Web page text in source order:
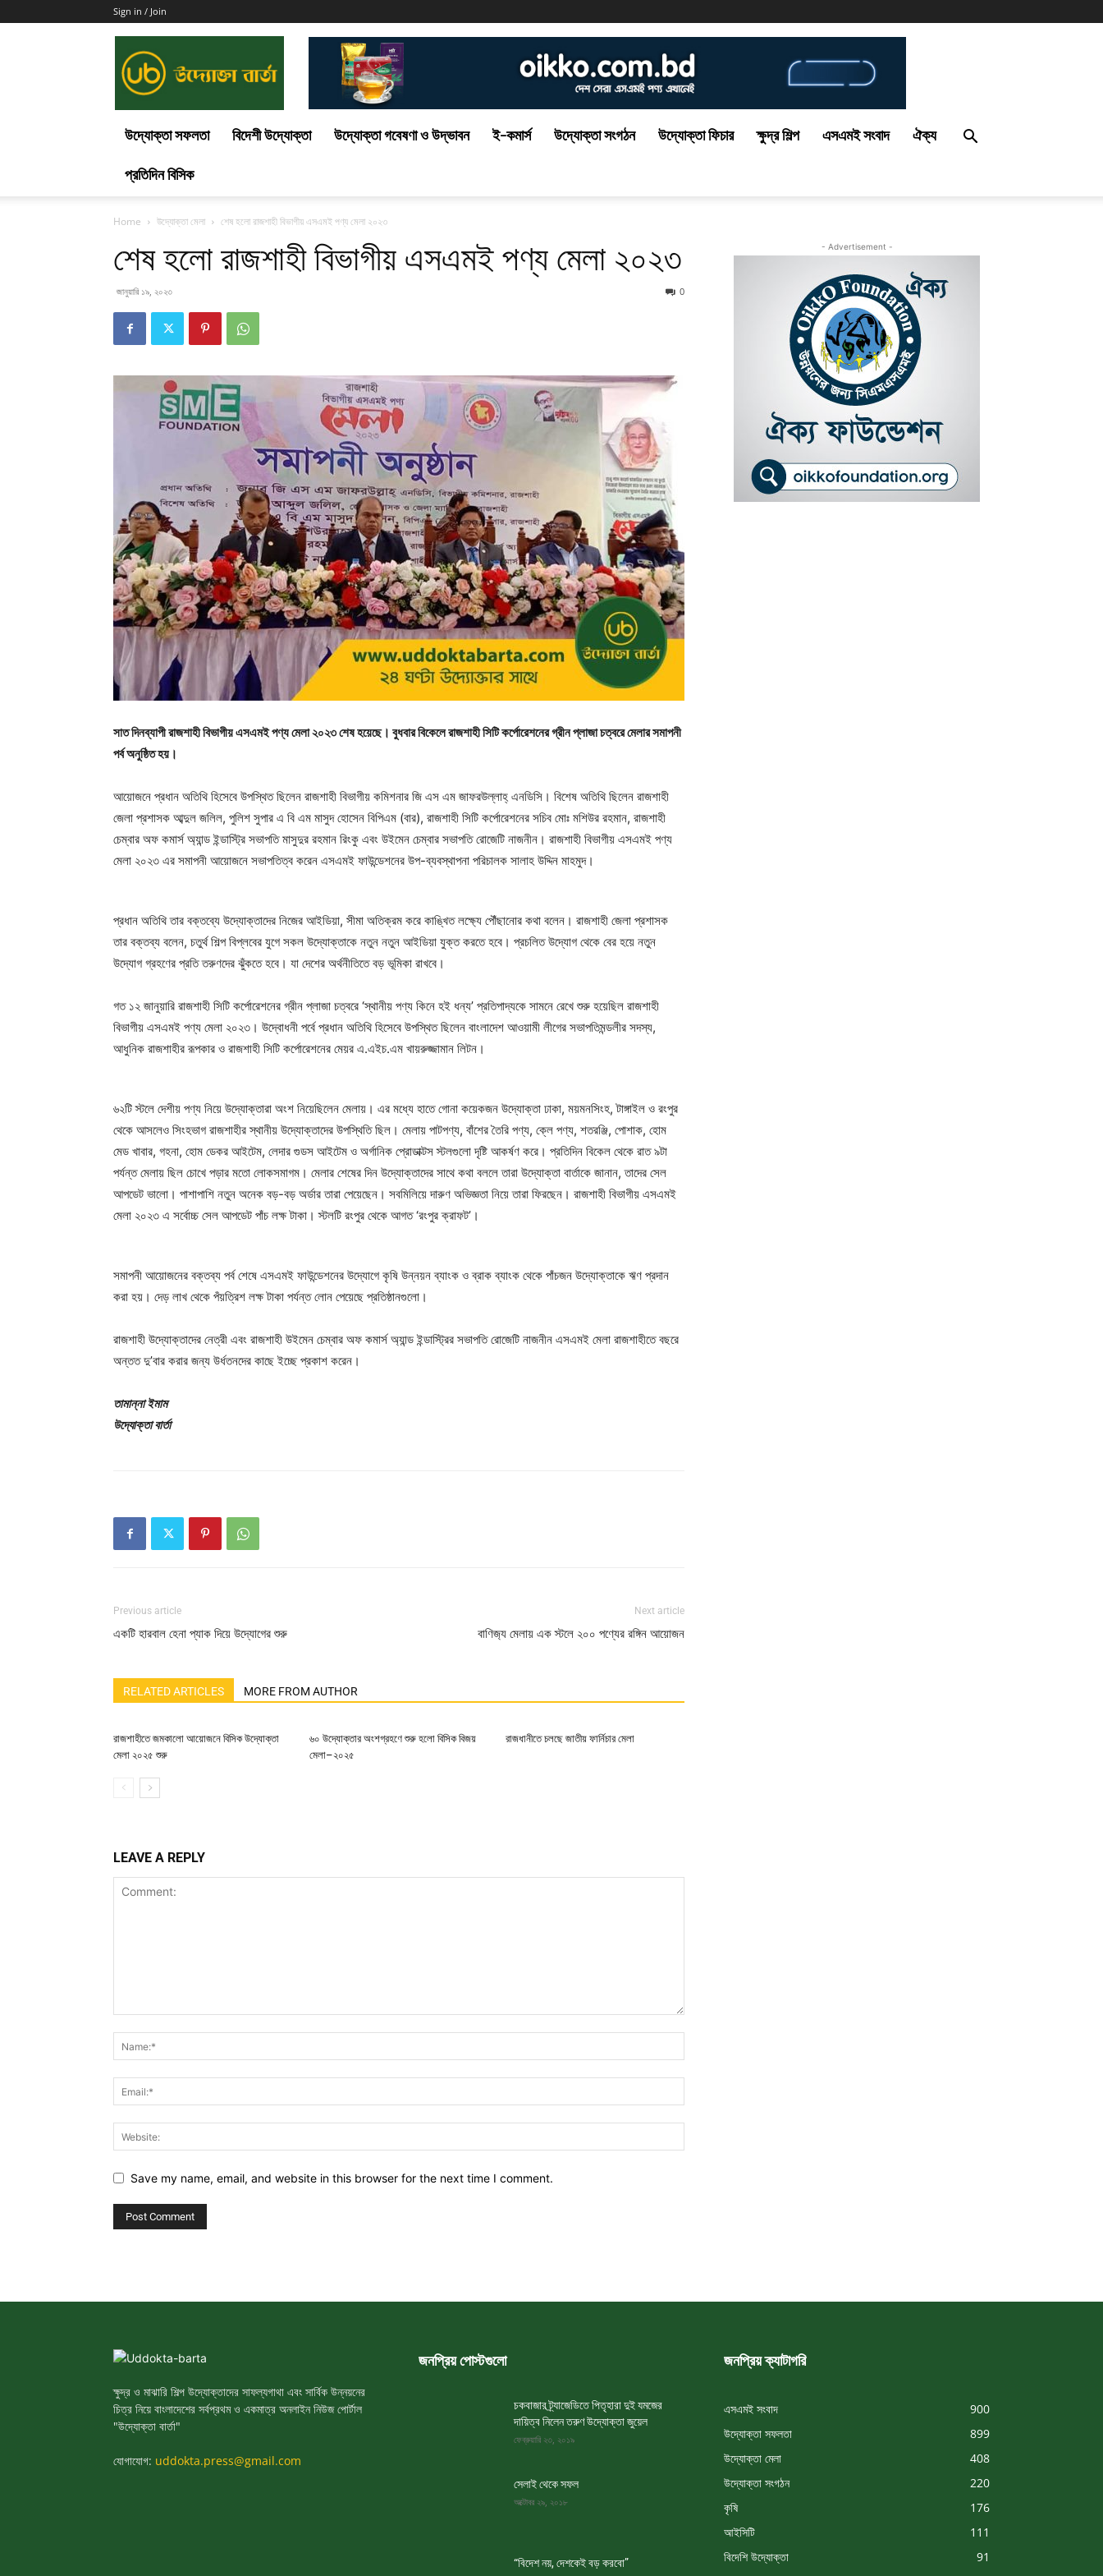
Sign in / Join
উদ্যোক্তা সফলতা বিদেশী উদ্যোক্তা উদ্যোক্তা গবেষণা ও উদ্ভাবন ই-কমার্স উদ্যোক্তা সংগঠন উদ্যোক্তা ফিচার ক্ষুদ্র শিল্প এসএমই সংবাদ ঐক্য
প্রতিদিন বিসিক
Home উদ্যোক্তা মেলা শেষ হলো রাজশাহী বিভাগীয় এসএমই পণ্য মেলা ২০২৩
শেষ হলো রাজশাহী বিভাগীয় এসএমই পণ্য মেলা ২০২৩
জানুয়ারি ১৯, ২০২৩ 0
সাত দিনব্যাপী রাজশাহী বিভাগীয় এসএমই পণ্য মেলা ২০২৩ শেষ হয়েছে। বুধবার বিকেলে রাজশাহী সিটি কর্পোরেশনের গ্রীন প্লাজা চত্বরে মেলার সমাপনী
পর্ব অনুষ্ঠিত হয়।
আয়োজনে প্রধান অতিথি হিসেবে উপস্থিত ছিলেন রাজশাহী বিভাগীয় কমিশনার জি এস এম জাফরউল্লাহ্ এনডিসি। বিশেষ অতিথি ছিলেন রাজশাহী
জেলা প্রশাসক আব্দুল জলিল, পুলিশ সুপার এ বি এম মাসুদ হোসেন বিপিএম (বার), রাজশাহী সিটি কর্পোরেশনের সচিব মোঃ মশিউর রহমান, রাজশাহী
চেম্বার অফ কমার্স অ্যান্ড ইন্ডাস্ট্রি সভাপতি মাসুদুর রহমান রিংকু এবং উইমেন চেম্বার সভাপতি রোজেটি নাজনীন। রাজশাহী বিভাগীয় এসএমই পণ্য
মেলা ২০২৩ এর সমাপনী আয়োজনে সভাপতিত্ব করেন এসএমই ফাউন্ডেশনের উপ-ব্যবস্থাপনা পরিচালক সালাহ উদ্দিন মাহমুদ।
প্রধান অতিথি তার বক্তব্যে উদ্যোক্তাদের নিজের আইডিয়া, সীমা অতিক্রম করে কাঙ্খিত লক্ষ্যে পৌঁছানোর কথা বলেন। রাজশাহী জেলা প্রশাসক
তার বক্তব্য বলেন, চতুর্থ শিল্প বিপ্লবের যুগে সকল উদ্যোক্তাকে নতুন নতুন আইডিয়া যুক্ত করতে হবে। প্রচলিত উদ্যোগ থেকে বের হয়ে নতুন
উদ্যোগ গ্রহণের প্রতি তরুণদের ঝুঁকতে হবে। যা দেশের অর্থনীতিতে বড় ভূমিকা রাখবে।
গত ১২ জানুয়ারি রাজশাহী সিটি কর্পোরেশনের গ্রীন প্লাজা চত্বরে ‘স্থানীয় পণ্য কিনে হই ধন্য’ প্রতিপাদ্যকে সামনে রেখে শুরু হয়েছিল রাজশাহী
বিভাগীয় এসএমই পণ্য মেলা ২০২৩। উদ্বোধনী পর্বে প্রধান অতিথি হিসেবে উপস্থিত ছিলেন বাংলাদেশ আওয়ামী লীগের সভাপতিমন্ডলীর সদস্য,
আধুনিক রাজশাহীর রূপকার ও রাজশাহী সিটি কর্পোরেশনের মেয়র এ.এইচ.এম খায়রুজ্জামান লিটন।
৬২টি স্টলে দেশীয় পণ্য নিয়ে উদ্যোক্তারা অংশ নিয়েছিলেন মেলায়। এর মধ্যে হাতে গোনা কয়েকজন উদ্যোক্তা ঢাকা, ময়মনসিংহ, টাঙ্গাইল ও রংপুর
থেকে আসলেও সিংহভাগ রাজশাহীর স্থানীয় উদ্যোক্তাদের উপস্থিতি ছিল। মেলায় পাটপণ্য, বাঁশের তৈরি পণ্য, ক্লে পণ্য, শতরঞ্জি, পোশাক, হোম
মেড খাবার, গহনা, হোম ডেকর আইটেম, লেদার গুডস আইটেম ও অর্গানিক প্রোডাক্টস স্টলগুলো দৃষ্টি আকর্ষণ করে। প্রতিদিন বিকেল থেকে রাত ৯টা
পর্যন্ত মেলায় ছিল চোখে পড়ার মতো লোকসমাগম। মেলার শেষের দিন উদ্যোক্তাদের সাথে কথা বললে তারা উদ্যোক্তা বার্তাকে জানান, তাদের সেল
আপডেট ভালো। পাশাপাশি নতুন অনেক বড়-বড় অর্ডার তারা পেয়েছেন। সবমিলিয়ে দারুণ অভিজ্ঞতা নিয়ে তারা ফিরছেন। রাজশাহী বিভাগীয় এসএমই
মেলা ২০২৩ এ সর্বোচ্চ সেল আপডেট পাঁচ লক্ষ টাকা। স্টলটি রংপুর থেকে আগত ‘রংপুর ক্রাফট’।
সমাপনী আয়োজনের বক্তব্য পর্ব শেষে এসএমই ফাউন্ডেশনের উদ্যোগে কৃষি উন্নয়ন ব্যাংক ও ব্রাক ব্যাংক থেকে পাঁচজন উদ্যোক্তাকে ঋণ প্রদান
করা হয়। দেড় লাখ থেকে পঁয়ত্রিশ লক্ষ টাকা পর্যন্ত লোন পেয়েছে প্রতিষ্ঠানগুলো।
রাজশাহী উদ্যোক্তাদের নেত্রী এবং রাজশাহী উইমেন চেম্বার অফ কমার্স অ্যান্ড ইন্ডাস্ট্রির সভাপতি রোজেটি নাজনীন এসএমই মেলা রাজশাহীতে বছরে
অন্তত দু’বার করার জন্য উর্ধতনদের কাছে ইচ্ছে প্রকাশ করেন।
তামান্না ইমাম
উদ্যোক্তা বার্তা
Previous article
একটি হারবাল হেনা প্যাক দিয়ে উদ্যোগের শুরু
Next article
বাণিজ‍্য মেলায় এক স্টলে ২০০ পণ্যের রঙ্গিন আয়োজন
RELATED ARTICLES MORE FROM AUTHOR
রাজশাহীতে জমকালো আয়োজনে বিসিক উদ্যোক্তা
মেলা ২০২৫ শুরু
৬০ উদ্যোক্তার অংশগ্রহণে শুরু হলো বিসিক বিজয়
মেলা–২০২৫
রাজধানীতে চলছে জাতীয় ফার্নিচার মেলা
LEAVE A REPLY
Save my name, email, and website in this browser for the next time I comment.
- Advertisement -
ক্ষুদ্র ও মাঝারি শিল্প উদ্যোক্তাদের সাফল্যগাথা এবং সার্বিক উন্নয়নের
চিত্র নিয়ে বাংলাদেশের সর্বপ্রথম ও একমাত্র অনলাইন নিউজ পোর্টাল
"উদ্যোক্তা বার্তা"
যোগাযোগ: uddokta.press@gmail.com
জনপ্রিয় পোস্টগুলো
চকবাজার ট্র্যাজেডিতে পিতৃহারা দুই যমজের
দায়িত্ব নিলেন তরুণ উদ্যোক্তা জুয়েল
ফেব্রুয়ারি ২৩, ২০১৯
সেলাই থেকে সফল
অক্টোবর ২৯, ২০১৮
“বিদেশ নয়, দেশকেই বড় করবো”
জনপ্রিয় ক্যাটাগরি
এসএমই সংবাদ
900
উদ্যোক্তা সফলতা
899
উদ্যোক্তা মেলা
408
উদ্যোক্তা সংগঠন
220
কৃষি
176
আইসিটি
111
বিদেশি উদ্যোক্তা
91